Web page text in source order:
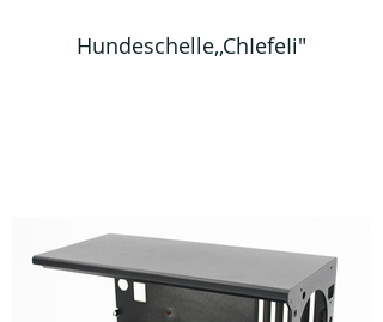
Hundeschelle,,ChIefeIi"